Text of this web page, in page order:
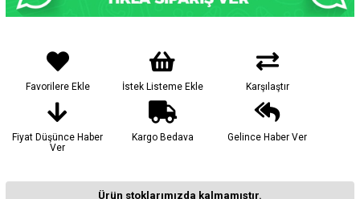
Favorilere Ekle İstek Listeme Ekle Karşılaştır
Fiyat Düşünce Haber
Ver
Kargo Bedava Gelince Haber Ver
Ürün stoklarımızda kalmamıştır.